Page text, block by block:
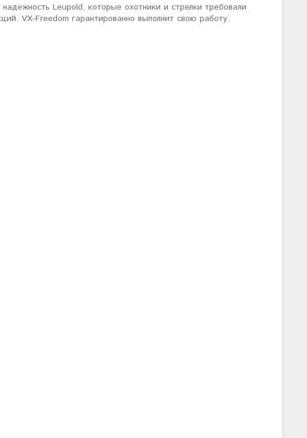
Leupold, которые охотники и стрелки требовали
VX-Freedom гарантированно выполнит свою работу.